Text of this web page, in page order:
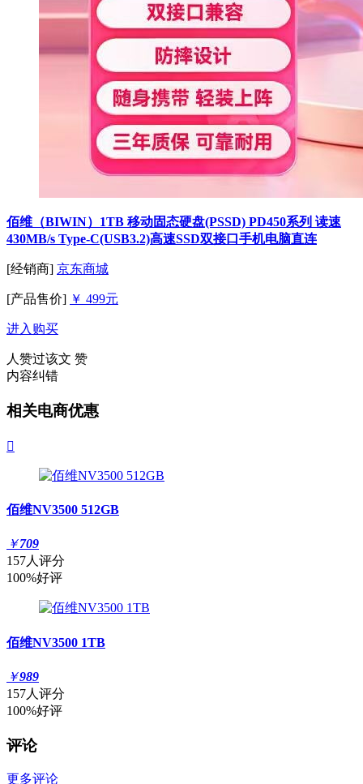
佰维（BIWIN）1TB 移动固态硬盘(PSSD) PD450系列 读速
430MB/s Type-C(USB3.2)高速SSD双接口手机电脑直连
[经销商] 京东商城
[产品售价] ￥ 499元
进入购买
人赞过该文 赞
内容纠错
相关电商优惠

佰维NV3500 512GB
￥709
157人评分
100%好评
佰维NV3500 1TB
￥989
157人评分
100%好评
评论
更多评论